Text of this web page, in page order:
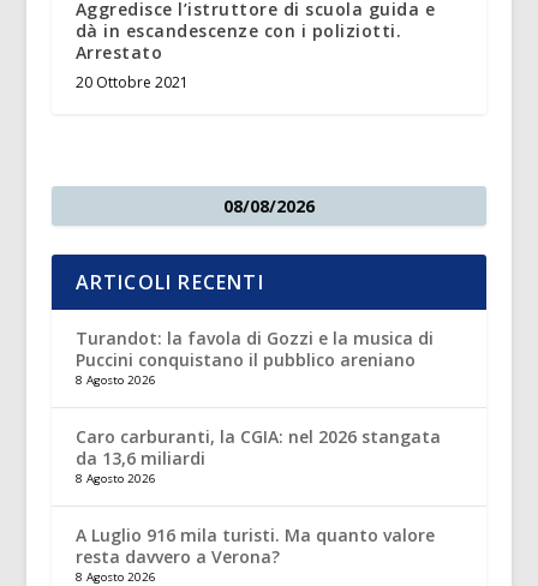
Aggredisce l’istruttore di scuola guida e
dà in escandescenze con i poliziotti.
Arrestato
20 Ottobre 2021
08/08/2026
ARTICOLI RECENTI
Turandot: la favola di Gozzi e la musica di
Puccini conquistano il pubblico areniano
8 Agosto 2026
Caro carburanti, la CGIA: nel 2026 stangata
da 13,6 miliardi
8 Agosto 2026
A Luglio 916 mila turisti. Ma quanto valore
resta davvero a Verona?
8 Agosto 2026